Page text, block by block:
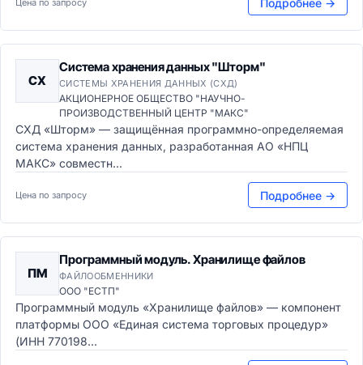
Цена по запросу
СХ
Система хранения данных "Шторм"
СИСТЕМЫ ХРАНЕНИЯ ДАННЫХ (СХД)
АКЦИОНЕРНОЕ ОБЩЕСТВО "НАУЧНО-
ПРОИЗВОДСТВЕННЫЙ ЦЕНТР "МАКС"
СХД «Шторм» — защищённая программно-определяемая
система хранения данных, разработанная АО «НПЦ
МАКС» совместн...
Цена по запросу Подробнее →
ПМ
Программный модуль. Хранилище файлов
ФАЙЛООБМЕННИКИ
ООО "ЕСТП"
Программный модуль «Хранилище файлов» — компонент
платформы ООО «Единая система торговых процедур»
(ИНН 770198...